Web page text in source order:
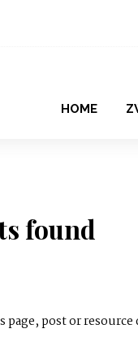
HOME
found
page, post or